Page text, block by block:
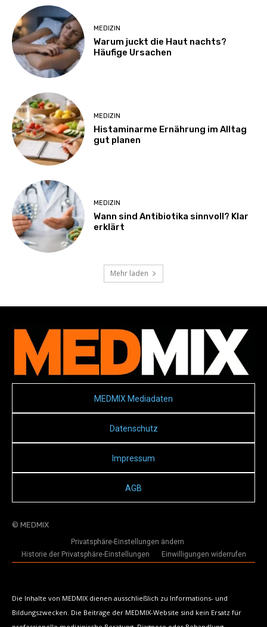
MEDIZIN
Warum juckt die Haut nachts?
Häufige Ursachen
MEDIZIN
Histaminarme Ernährung im Alltag
gut planen
MEDIZIN
Wann sind Antibiotika sinnvoll? Klar
erklärt
Mehr laden
MEDMIX Mediadaten
Datenschutz
Impressum
AGB
© MEDMIX
Privatsphäre-Einstellungen ändern
Historie der Privatsphäre-Einstellungen
Einwilligungen widerrufen
Die Inhalte von MEDMIX dienen ausschließlich zu Informations- und
Bildungszwecken. Die Beiträge der MEDMIX-Website sind kein Ersatz für